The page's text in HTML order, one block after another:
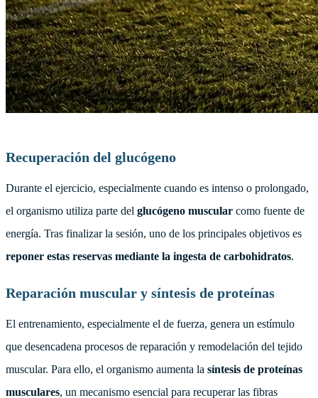
Recuperación del glucógeno
Durante el ejercicio, especialmente cuando es intenso o prolongado,
el organismo utiliza parte del glucógeno muscular como fuente de
energía. Tras finalizar la sesión, uno de los principales objetivos es
reponer estas reservas mediante la ingesta de carbohidratos.
Reparación muscular y síntesis de proteínas
El entrenamiento, especialmente el de fuerza, genera un estímulo
que desencadena procesos de reparación y remodelación del tejido
muscular. Para ello, el organismo aumenta la síntesis de proteínas
musculares, un mecanismo esencial para recuperar las fibras